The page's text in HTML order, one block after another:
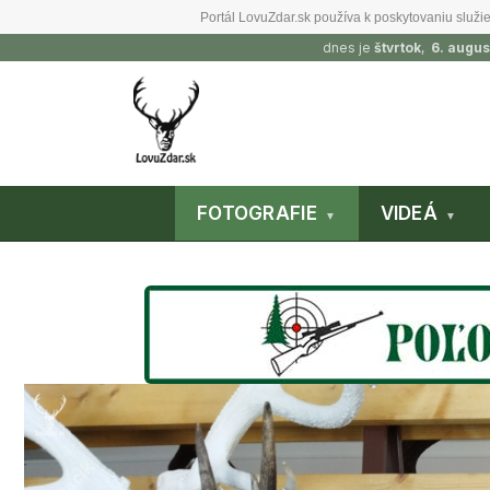
Portál LovuZdar.sk používa k poskytovaniu
dnes je štvrtok, 6.
FOTOGRAFIE VIDEÁ